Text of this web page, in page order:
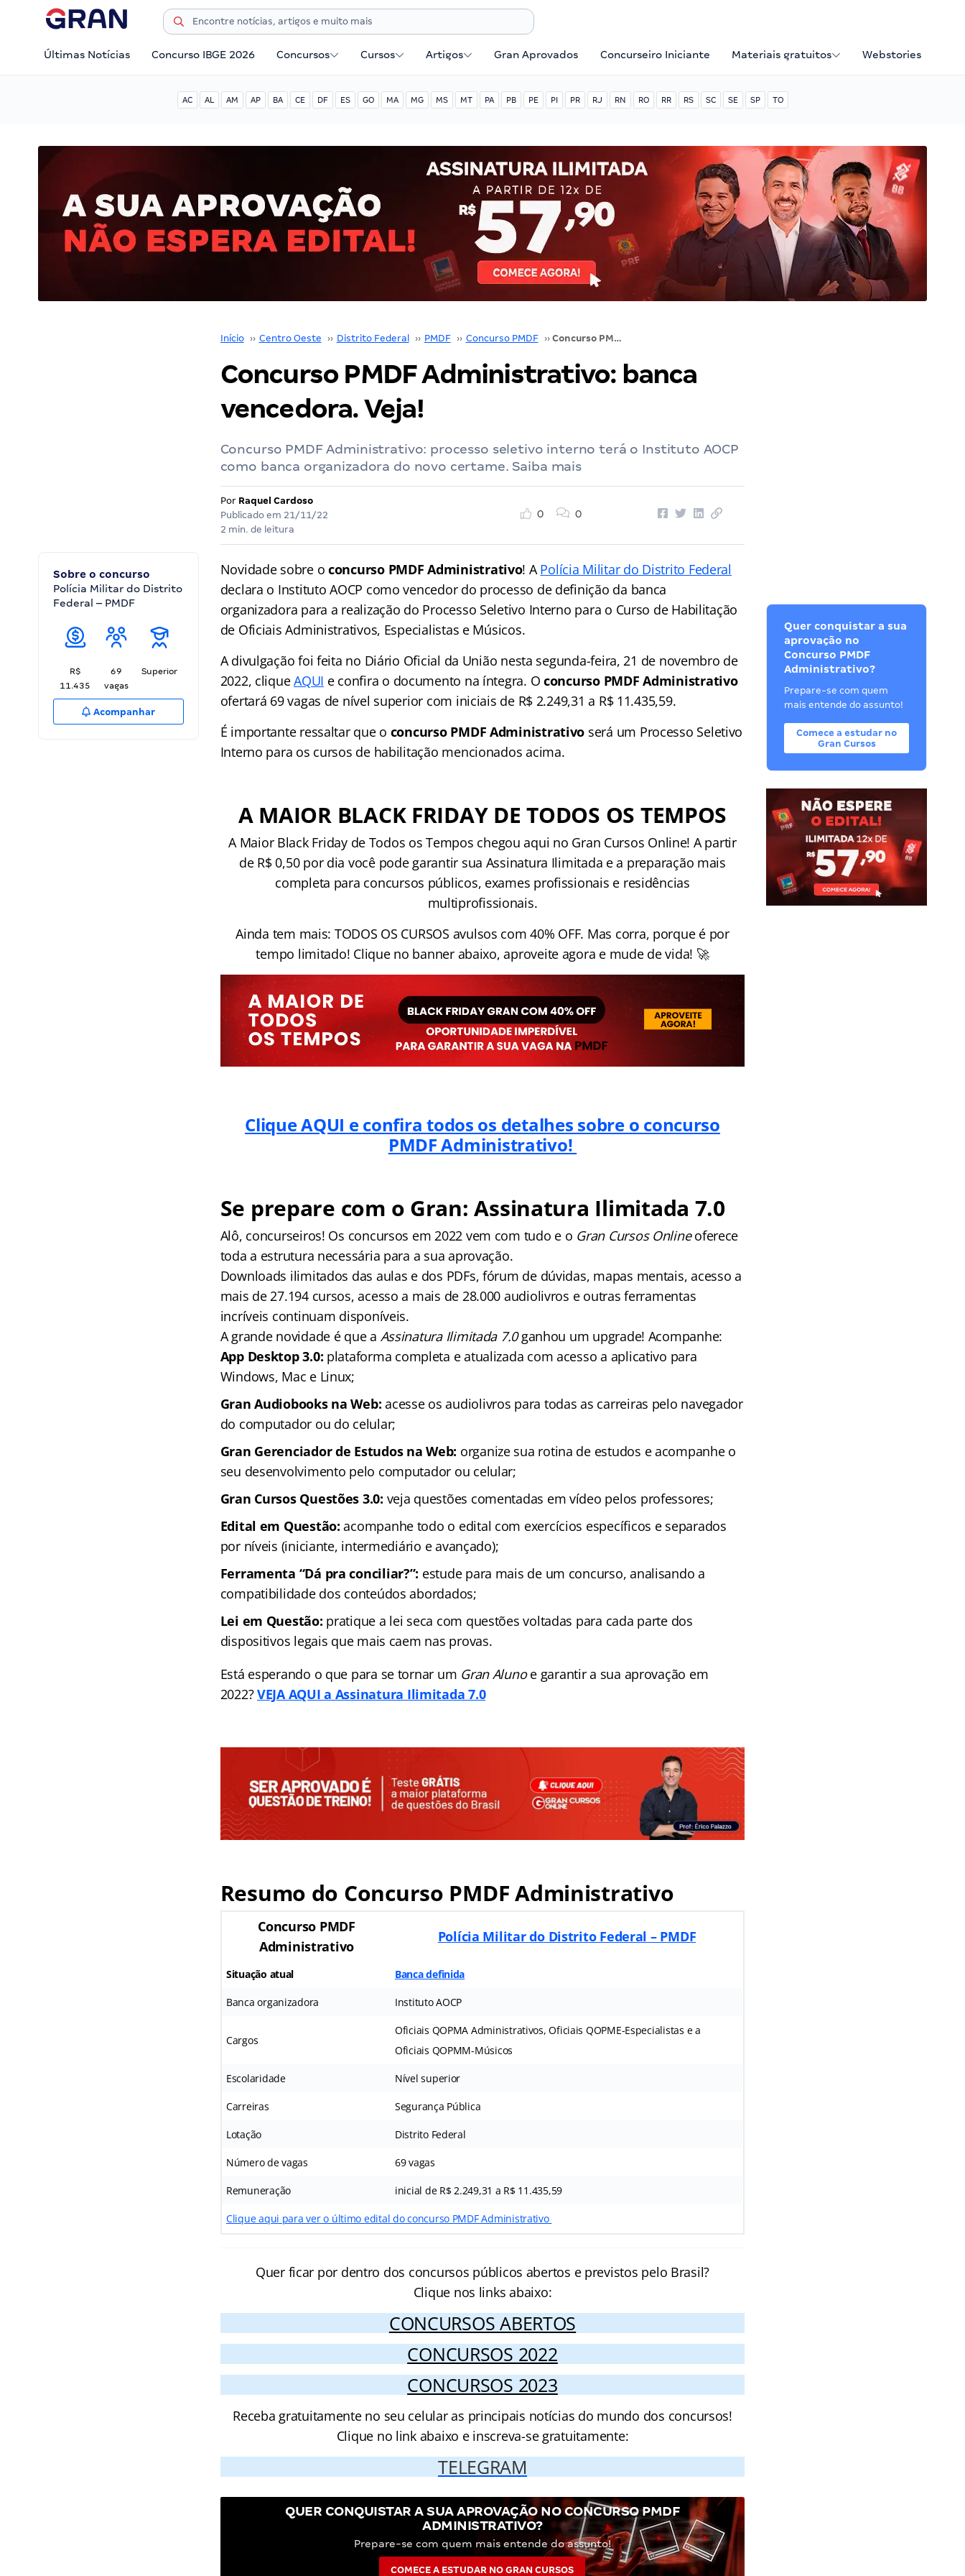
Últimas Notícias Concurso IBGE 2026 Concursos Cursos Artigos Gran Aprovados Concurseiro Iniciante Materiais gratuitos Webstories
AC AL AM AP BA CE DF ES GO MA MG MS MT PA PB PE PI PR RJ RN RO RR RS SC SE SP TO
Início ›› Centro Oeste ›› Distrito Federal ›› PMDF ›› Concurso PMDF ›› Concurso PMDF Administrativo: banca vencedora. Veja!
Concurso PMDF Administrativo: banca
vencedora. Veja!
Concurso PMDF Administrativo: processo seletivo interno terá o Instituto AOCP
como banca organizadora do novo certame. Saiba mais
Por Raquel Cardoso
Publicado em 21/11/22
2 min. de leitura
0 0
Sobre o concurso
Polícia Militar do Distrito
Federal – PMDF
R$
11.435
69
vagas
Superior
Acompanhar
Novidade sobre oconcurso PMDF Administrativo! APolícia Militar do Distrito Federal
declara o Instituto AOCP como vencedor do processo de definição da banca
organizadora para a realização do Processo Seletivo Interno para o Curso de Habilitação
de Oficiais Administrativos, Especialistas e Músicos.
A divulgação foi feita no Diário Oficial da União nesta segunda-feira, 21 de novembro de
2022, cliqueAQUI e confira o documento na íntegra. Oconcurso PMDF Administrativo
ofertará 69 vagas de nível superior com iniciais de R$ 2.249,31 a R$ 11.435,59.
É importante ressaltar que o concurso PMDF Administrativo será um Processo Seletivo
Interno para os cursos de habilitação mencionados acima.
A MAIOR BLACK FRIDAY DE TODOS OS TEMPOS
A Maior Black Friday de Todos os Tempos chegou aqui no Gran Cursos Online! A partir
de R$ 0,50 por dia você pode garantir sua Assinatura Ilimitada e a preparação mais
completa para concursos públicos, exames profissionais e residências
multiprofissionais.
Ainda tem mais: TODOS OS CURSOS avulsos com 40% OFF. Mas corra, porque é por
tempo limitado! Clique no banner abaixo, aproveite agora e mude de vida! 🚀
Clique AQUI e confira todos os detalhes sobre o concurso
PMDF Administrativo!
Se prepare com o Gran: Assinatura Ilimitada 7.0
Alô, concurseiros! Os concursos em 2022 vem com tudo e o Gran Cursos Onlineoferece
toda a estrutura necessária para a sua aprovação.
Downloads ilimitados das aulas e dos PDFs, fórum de dúvidas, mapas mentais, acesso a
mais de 27.194 cursos, acesso a mais de 28.000 audiolivros e outras ferramentas
incríveis continuam disponíveis.
A grande novidade é que a Assinatura Ilimitada 7.0ganhou um upgrade! Acompanhe:
App Desktop 3.0: plataforma completa e atualizada com acesso a aplicativo para
Windows, Mac e Linux;
Gran Audiobooks na Web: acesse os audiolivros para todas as carreiras pelo navegador
do computador ou do celular;
Gran Gerenciador de Estudos na Web: organize sua rotina de estudos e acompanhe o
seu desenvolvimento pelo computador ou celular;
Gran Cursos Questões 3.0: veja questões comentadas em vídeo pelos professores;
Edital em Questão:acompanhe todo o edital com exercícios específicos e separados
por níveis (iniciante, intermediário e avançado);
Ferramenta “Dá pra conciliar?”: estude para mais de um concurso, analisando a
compatibilidade dos conteúdos abordados;
Lei em Questão: pratique a lei seca com questões voltadas para cada parte dos
dispositivos legais que mais caem nas provas.
Está esperando o que para se tornar um Gran Alunoe garantir a sua aprovação em
2022?VEJA AQUI a Assinatura Ilimitada 7.0
Resumo do Concurso PMDF Administrativo
Concurso PMDF
Administrativo
Polícia Militar do Distrito Federal – PMDF
Situação atual Banca definida
Banca organizadora Instituto AOCP
Cargos
Oficiais QOPMA Administrativos, Oficiais QOPME-Especialistas e a
Oficiais QOPMM-Músicos
Escolaridade Nível superior
Carreiras Segurança Pública
Lotação Distrito Federal
Número de vagas 69 vagas
Remuneração inicial de R$ 2.249,31 a R$ 11.435,59
Clique aqui para ver o último edital do concurso PMDF Administrativo
Quer ficar por dentro dos concursos públicos abertos e previstos pelo Brasil?
Clique nos links abaixo:
CONCURSOS ABERTOS
CONCURSOS 2022
CONCURSOS 2023
Receba gratuitamente no seu celular as principais notícias do mundo dos concursos!
Clique no link abaixo e inscreva-se gratuitamente:
TELEGRAM
QUER CONQUISTAR A SUA APROVAÇÃO NO CONCURSO PMDF
ADMINISTRATIVO?
Prepare-se com quem mais entende do assunto!
COMECE A ESTUDAR NO GRAN CURSOS
Quer conquistar a sua
aprovação no
Concurso PMDF
Administrativo?
Prepare-se com quem
mais entende do assunto!
Comece a estudar no
Gran Cursos